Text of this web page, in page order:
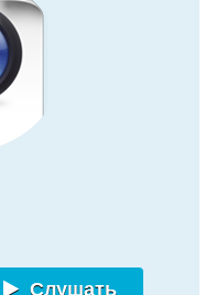
Слушать